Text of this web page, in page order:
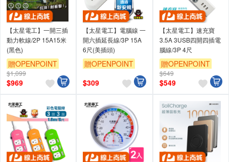
【太星電工】一開三插
動力軟線/2P 15A15米
(黑色)
贈OPENPOINT
$1,099
$969
【太星電工】電腦線 一
開六插延長線/3P 15A
6尺(美插頭)
贈OPENPOINT
$309
【太星電工】速充寶
3.5A 3USB四開四插電
腦線/3P 4尺
贈OPENPOINT
$649
$549